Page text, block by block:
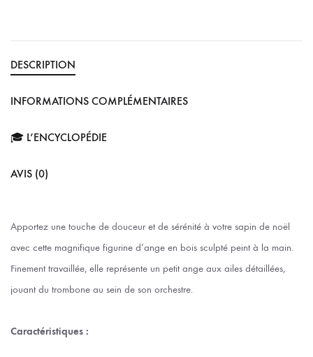
DESCRIPTION
INFORMATIONS COMPLÉMENTAIRES
🎓 L’ENCYCLOPÉDIE
AVIS (0)
Apportez une touche de douceur et de sérénité à votre sapin de noël
avec cette magnifique figurine d’ange en bois sculpté peint à la main.
Finement travaillée, elle représente un petit ange aux ailes détaillées,
jouant du trombone au sein de son orchestre.
Caractéristiques :